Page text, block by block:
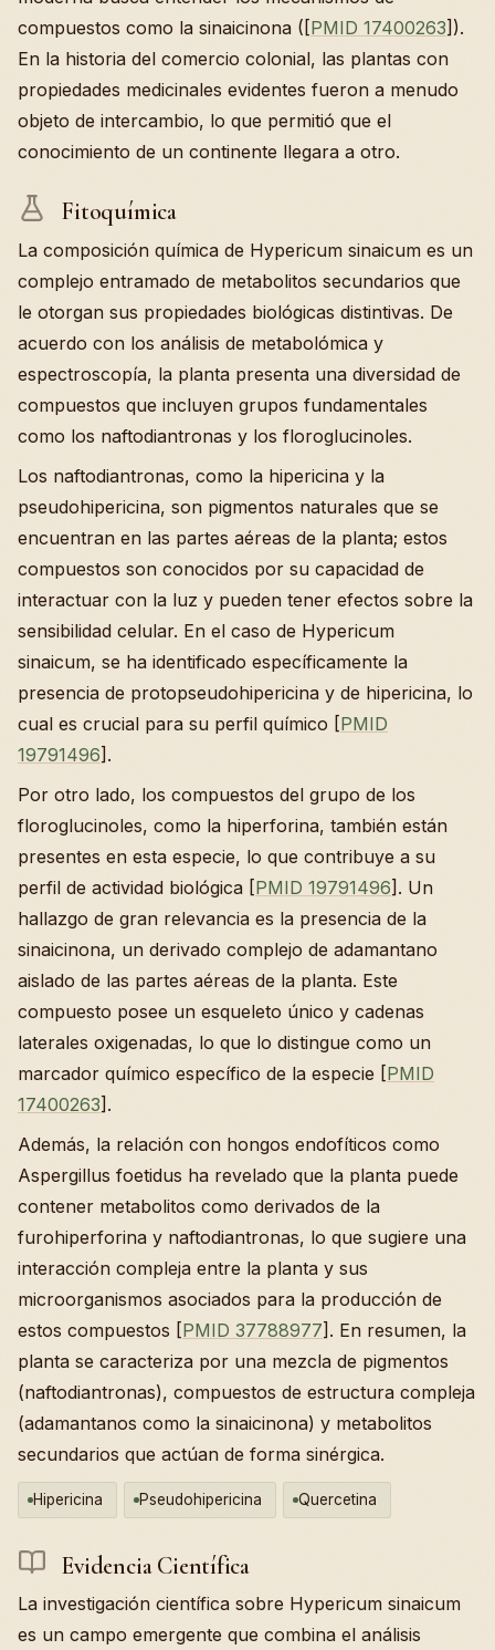
compuestos como la sinaicinona ([PMID 17400263]).
En la historia del comercio colonial, las plantas con
propiedades medicinales evidentes fueron a menudo
objeto de intercambio, lo que permitió que el
conocimiento de un continente llegara a otro.
Fitoquímica
La composición química de Hypericum sinaicum es un
complejo entramado de metabolitos secundarios que
le otorgan sus propiedades biológicas distintivas. De
acuerdo con los análisis de metabolómica y
espectroscopía, la planta presenta una diversidad de
compuestos que incluyen grupos fundamentales
como los naftodiantronas y los floroglucinoles.
Los naftodiantronas, como la hipericina y la
pseudohipericina, son pigmentos naturales que se
encuentran en las partes aéreas de la planta; estos
compuestos son conocidos por su capacidad de
interactuar con la luz y pueden tener efectos sobre la
sensibilidad celular. En el caso de Hypericum
sinaicum, se ha identificado específicamente la
presencia de protopseudohipericina y de hipericina, lo
cual es crucial para su perfil químico [PMID
19791496].
Por otro lado, los compuestos del grupo de los
floroglucinoles, como la hiperforina, también están
presentes en esta especie, lo que contribuye a su
perfil de actividad biológica [PMID 19791496]. Un
hallazgo de gran relevancia es la presencia de la
sinaicinona, un derivado complejo de adamantano
aislado de las partes aéreas de la planta. Este
compuesto posee un esqueleto único y cadenas
laterales oxigenadas, lo que lo distingue como un
marcador químico específico de la especie [PMID
17400263].
Además, la relación con hongos endofíticos como
Aspergillus foetidus ha revelado que la planta puede
contener metabolitos como derivados de la
furohiperforina y naftodiantronas, lo que sugiere una
interacción compleja entre la planta y sus
microorganismos asociados para la producción de
estos compuestos [PMID 37788977]. En resumen, la
planta se caracteriza por una mezcla de pigmentos
(naftodiantronas), compuestos de estructura compleja
(adamantanos como la sinaicinona) y metabolitos
secundarios que actúan de forma sinérgica.
Hipericina Pseudohipericina Quercetina
Evidencia Científica
La investigación científica sobre Hypericum sinaicum
es un campo emergente que combina el análisis